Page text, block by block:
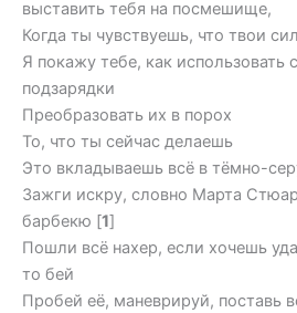
выставить тебя на посмешище,
Когда ты чувствуешь, что твои
Я покажу тебе, как использовать
подзарядки
Преобразовать их в порох
То, что ты сейчас делаешь
Это вкладываешь всё в тёмно-
Зажги искру, словно Марта
барбекю [1]
Пошли всё нахер, если хочешь
то бей
Пробей её, маневрируй, поставь